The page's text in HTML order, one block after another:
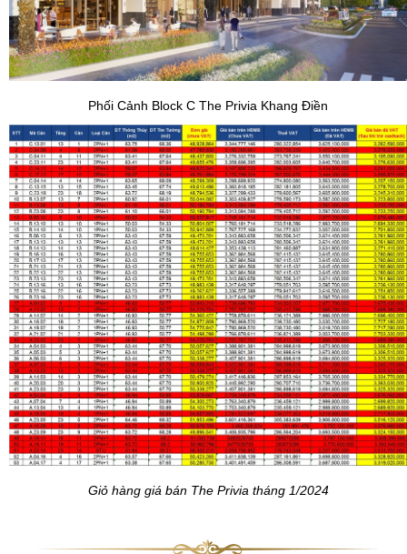
Phối Cảnh Block C The Privia Khang Điền
Giỏ hàng giá bán The Privia tháng 1/2024